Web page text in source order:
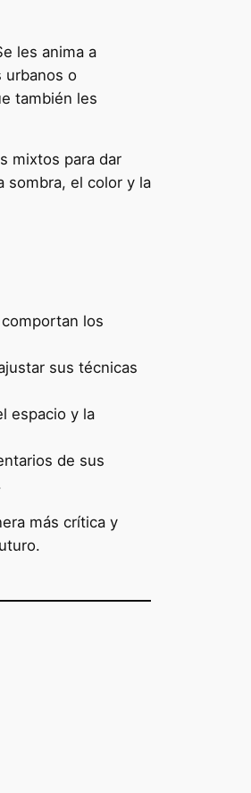
les anima a
urbanos o
también les
mixtos para dar
sombra, el color y la
los
sus técnicas
espacio y la
de sus
más crítica y